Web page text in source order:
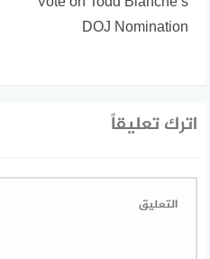
DOJ Nomination
اترك تعليقاً